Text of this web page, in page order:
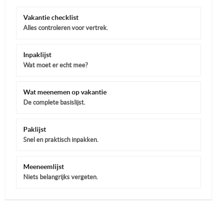
Vakantie checklist
Alles controleren voor vertrek.
Inpaklijst
Wat moet er echt mee?
Wat meenemen op vakantie
De complete basislijst.
Paklijst
Snel en praktisch inpakken.
Meeneemlijst
Niets belangrijks vergeten.